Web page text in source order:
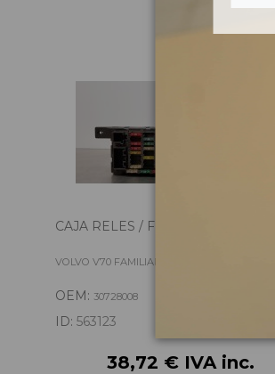
CAJA RELES / FUSIBLES 30728008
VOLVO V70 FAMILIAR OCEAN RACE
OEM: 30728008
ID: 563123
38,72 € IVA inc.